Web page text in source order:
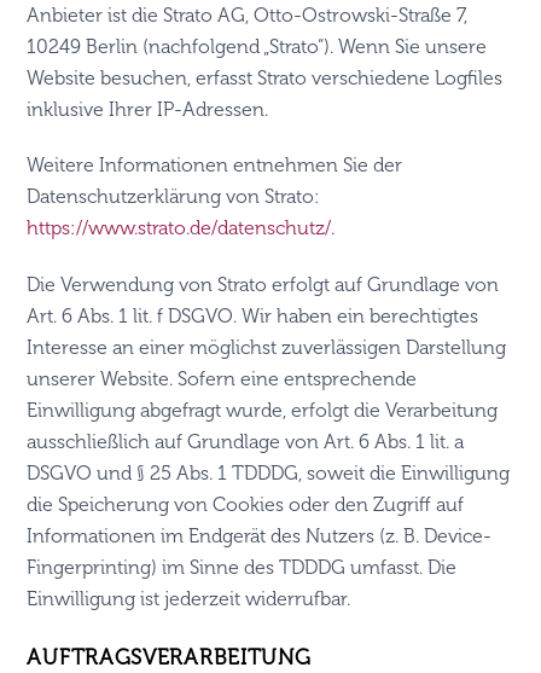
Anbieter ist die Strato AG, Otto-Ostrowski-Straße 7,
10249 Berlin (nachfolgend „Strato“). Wenn Sie unsere
Website besuchen, erfasst Strato verschiedene Logfiles
inklusive Ihrer IP-Adressen.
Weitere Informationen entnehmen Sie der
Datenschutzerklärung von Strato:
https://www.strato.de/datenschutz/.
Die Verwendung von Strato erfolgt auf Grundlage von
Art. 6 Abs. 1 lit. f DSGVO. Wir haben ein berechtigtes
Interesse an einer möglichst zuverlässigen Darstellung
unserer Website. Sofern eine entsprechende
Einwilligung abgefragt wurde, erfolgt die Verarbeitung
ausschließlich auf Grundlage von Art. 6 Abs. 1 lit. a
DSGVO und § 25 Abs. 1 TDDDG, soweit die Einwilligung
die Speicherung von Cookies oder den Zugriff auf
Informationen im Endgerät des Nutzers (z. B. Device-
Fingerprinting) im Sinne des TDDDG umfasst. Die
Einwilligung ist jederzeit widerrufbar.
AUFTRAGSVERARBEITUNG